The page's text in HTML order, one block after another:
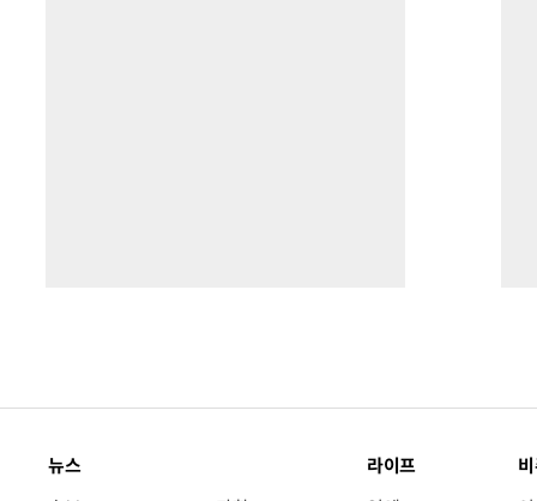
뉴스
라이프